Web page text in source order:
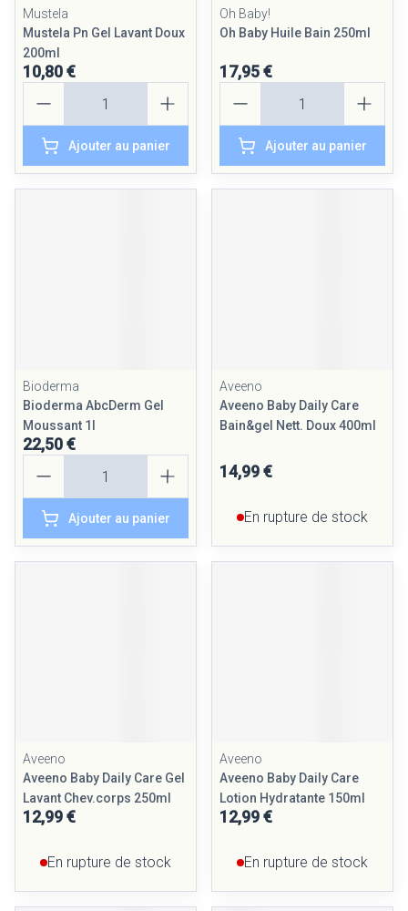
Mustela
Mustela Pn Gel Lavant Doux
200ml
10,80 €
Ajouter au panier
Oh Baby!
Oh Baby Huile Bain 250ml
17,95 €
Ajouter au panier
Bioderma
Bioderma AbcDerm Gel
Moussant 1l
22,50 €
Ajouter au panier
Aveeno
Aveeno Baby Daily Care
Bain&gel Nett. Doux 400ml
14,99 €
En rupture de stock
Aveeno
Aveeno Baby Daily Care Gel
Lavant Chev.corps 250ml
12,99 €
En rupture de stock
Aveeno
Aveeno Baby Daily Care
Lotion Hydratante 150ml
12,99 €
En rupture de stock